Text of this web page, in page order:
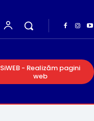
SiWEB - Realizăm pagini
web